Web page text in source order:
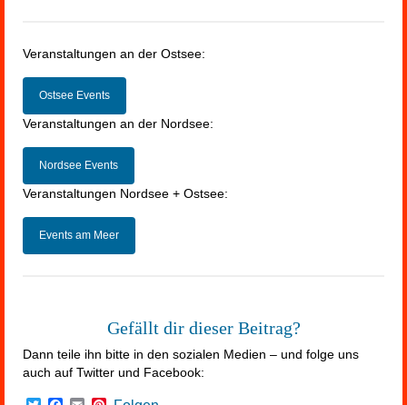
Veranstaltungen an der Ostsee:
Ostsee Events
Veranstaltungen an der Nordsee:
Nordsee Events
Veranstaltungen Nordsee + Ostsee:
Events am Meer
Gefällt dir dieser Beitrag?
Dann teile ihn bitte in den sozialen Medien – und folge uns
auch auf Twitter und Facebook: